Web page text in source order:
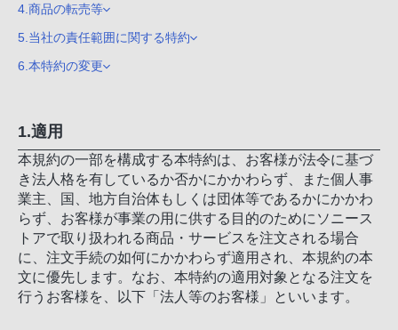
4.商品の転売等
5.当社の責任範囲に関する特約
6.本特約の変更
1.適用
本規約の一部を構成する本特約は、お客様が法令に基づ
き法人格を有しているか否かにかかわらず、また個人事
業主、国、地方自治体もしくは団体等であるかにかかわ
らず、お客様が事業の用に供する目的のためにソニース
トアで取り扱われる商品・サービスを注文される場合
に、注文手続の如何にかかわらず適用され、本規約の本
文に優先します。なお、本特約の適用対象となる注文を
行うお客様を、以下「法人等のお客様」といいます。